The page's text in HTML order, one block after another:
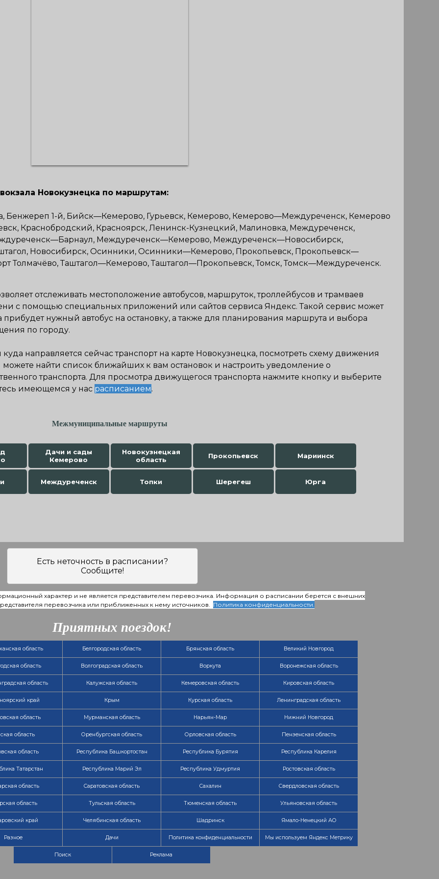
Новокузнецка по маршрутам:
Бенжереп 1-й, Бийск—Кемерово, Гурьевск, Кемерово, Кемерово—Междуреченск, Кемерово
Краснобродский, Красноярск, Ленинск-Кузнецкий, Малиновка, Междуреченск,
Междуреченск—Кемерово, Междуреченск—Новосибирск,
Новосибирск, Осинники, Осинники—Кемерово, Прокопьевск, Прокопьевск—
Толмачёво, Таштагол—Кемерово, Таштагол—Прокопьевск, Томск, Томск—Междуреченск.
отслеживать местоположение автобусов, маршруток, троллейбусов и трамваев
с помощью специальных приложений или сайтов сервиса Яндекс. Такой сервис может
прибудет нужный автобус на остановку, а также для планирования маршрута и выбора
по городу.
направляется сейчас транспорт на карте Новокузнецка, посмотреть схему движения
можете найти список ближайших к вам остановок и настроить уведомление о
транспорта. Для просмотра движущегося транспорта нажмите кнопку и выберите
имеющемся у нас расписанием.
Межмуниципальные маршруты
Дачи и сады
Кемерово
Новокузнецкая
область
Прокопьевск Мариинск
Междуреченск Топки Шерегеш Юрга
Есть неточность в расписании?
Сообщите!
характер и не является представителем перевозчика. Информация о расписании берется с внешних
перевозчика или приближенных к нему источников. Политика конфиденциальности.
Приятных поездок!
область Белгородская область Брянская область Великий Новгород
область Волгоградская область Воркута Воронежская область
область Калужская область Кемеровская область Кировская область
край Крым Курская область Ленинградская область
область Мурманская область Нарьян-Мар Нижний Новгород
область Оренбургская область Орловская область Пензенская область
область Республика Башкортостан Республика Бурятия Республика Карелия
Татарстан Республика Марий Эл Республика Удмуртия Ростовская область
область Саратовская область Сахалин Свердловская область
область Тульская область Тюменская область Ульяновская область
край Челябинская область Шадринск Ямало-Ненецкий АО
Разное Дачи Политика конфиденциальности Мы используем Яндекс Метрику
Поиск Реклама